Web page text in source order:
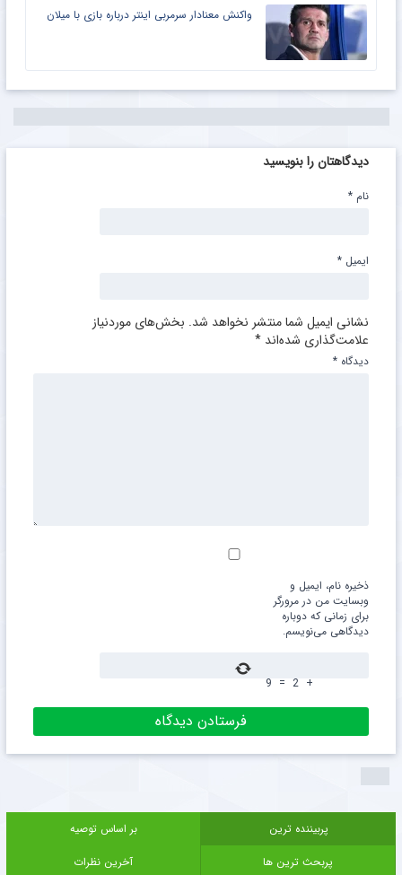
واکنش معنادار سرمربی اینتر درباره بازی با میلان
دیدگاهتان را بنویسید
نشانی ایمیل شما منتشر نخواهد شد. بخش‌های موردنیاز
علامت‌گذاری شده‌اند *
دیدگاه *
نام *
ایمیل *
ذخیره نام، ایمیل و
وبسایت من در مرورگر
برای زمانی که دوباره
دیدگاهی می‌نویسم.
+
2
=
9
پربیننده ترین
بر اساس توصیه
پربحث ترین ها
آخرین نظرات